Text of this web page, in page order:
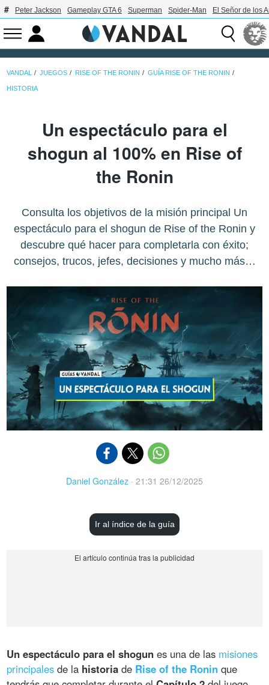
Peter Jackson Gameplay GTA 6 Superman Spider-Man El Señor de los
VANDAL JUEGOS RISE OF THE RONIN GUÍA RISE OF THE RONIN
HISTORIA
Un espectáculo para el
shogun al 100% en Rise of
the Ronin
Consulta los objetivos de la misión principal Un
espectáculo para el shogun de Rise of the Ronin y
descubre qué hacer para completarla con éxito;
consejos, trucos, jefes, decisiones y mucho más…
Daniel González · 21:31 26/12/2025
Ir al índice de la guía
Un espectáculo para el shogun es una de las misiones
principales de la historia de Rise of the Ronin que